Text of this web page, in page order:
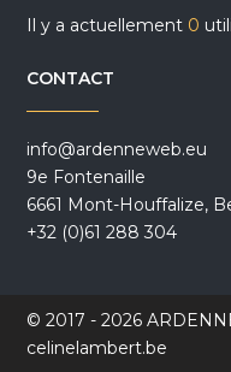
Il y a actuellement 0
CONTACT
info@ardenneweb.eu
9e Fontenaille
6661 Mont-Houffalize,
+32 (0)61 288 304
© 2017 - 2026
celinelambert.be